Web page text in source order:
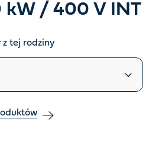
kW / 400 V INT
z tej rodziny